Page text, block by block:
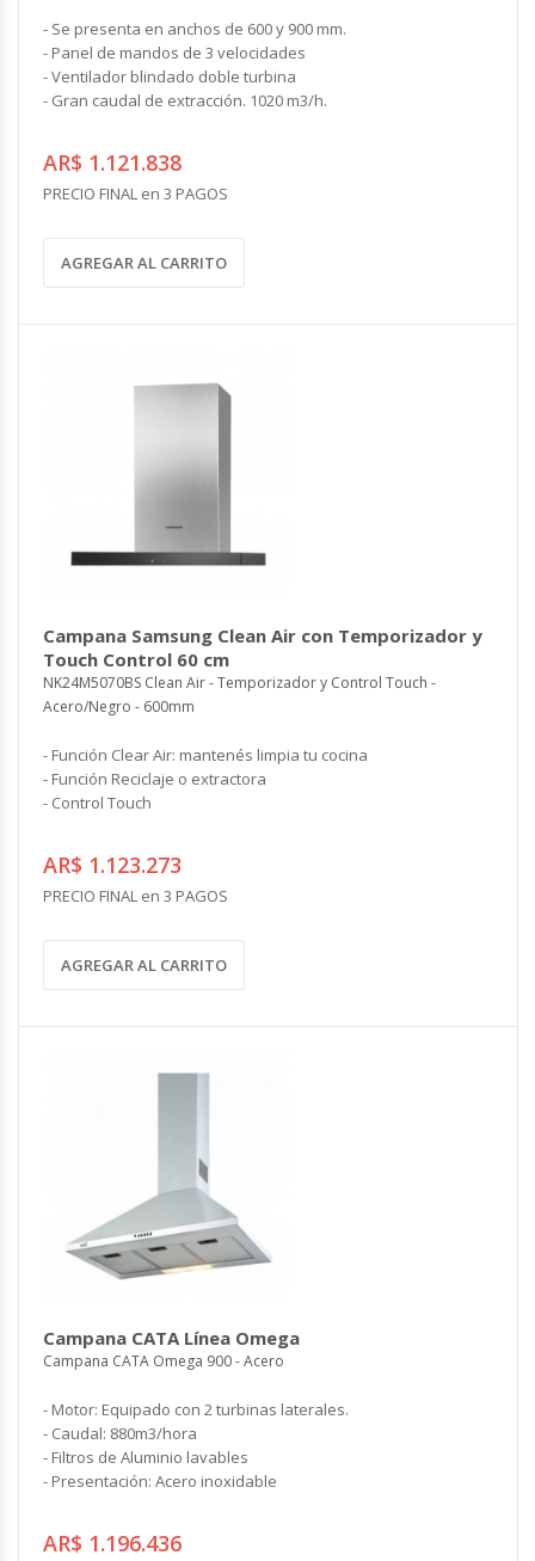
- Se presenta en anchos de 600 y 900 mm.
- Panel de mandos de 3 velocidades
- Ventilador blindado doble turbina
- Gran caudal de extracción. 1020 m3/h.
AR$ 1.121.838
PRECIO FINAL en 3 PAGOS
AGREGAR AL CARRITO
Campana Samsung Clean Air con Temporizador y
Touch Control 60 cm
NK24M5070BS Clean Air - Temporizador y Control Touch -
Acero/Negro - 600mm
- Función Clear Air: mantenés limpia tu cocina
- Función Reciclaje o extractora
- Control Touch
AR$ 1.123.273
PRECIO FINAL en 3 PAGOS
AGREGAR AL CARRITO
Campana CATA Línea Omega
Campana CATA Omega 900 - Acero
- Motor: Equipado con 2 turbinas laterales.
- Caudal: 880m3/hora
- Filtros de Aluminio lavables
- Presentación: Acero inoxidable
AR$ 1.196.436